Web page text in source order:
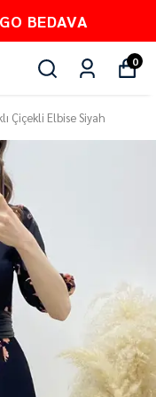
FİYATINA 3 TAKSİT
0
Çiçekli Elbise Siyah